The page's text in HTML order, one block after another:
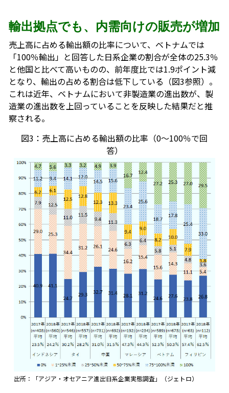
輸出拠点でも、内需向けの販売が増加
売上高に占める輸出額の比率について、ベトナムでは
「100％輸出」と回答した日系企業の割合が全体の25.3％
と他国と比べて高いものの、前年度比では1.9ポイント減
となり、輸出の占める割合は低下している（図3参照）。
これは近年、ベトナムにおいて非製造業の進出数が、製
造業の進出数を上回っていることを反映した結果だと推
察される。
図3：売上高に占める輸出額の比率（0～100％で回
答）
出所：「アジア・オセアニア進出日系企業実態調査」（ジェトロ）